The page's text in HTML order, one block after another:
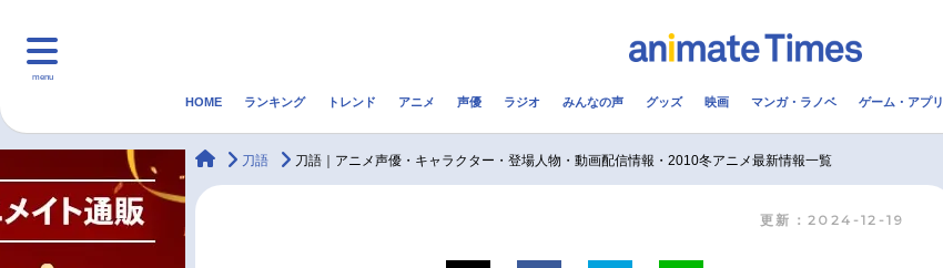
menu
マンガ・ラノベ 2.5次元
HOME ランキング トレンド アニメ 声優 ラジオ みんなの声 グッズ 映画 マンガ・ラノベ ゲーム・アプリ
animateTimes
刀語 刀語｜アニメ声優・キャラクター・登場人物・動画配信情報・2010冬アニメ最新情報一覧
更新：2024-12-19